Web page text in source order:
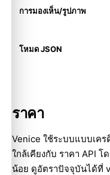
การมองเห็น/รูปภาพ
โหมด JSON
ราคา
Venice ใช้ระบบแบบเค
ใกล้เคียงกับ ราคา API โ
น้อย ดูอัตราปัจจุบันได้ที่